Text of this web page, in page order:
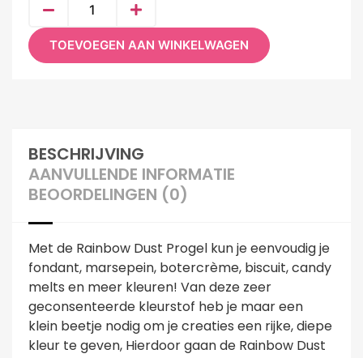
TOEVOEGEN AAN WINKELWAGEN
BESCHRIJVING
AANVULLENDE INFORMATIE
BEOORDELINGEN (0)
Met de Rainbow Dust Progel kun je eenvoudig je
fondant, marsepein, botercrème, biscuit, candy
melts en meer kleuren! Van deze zeer
geconsenteerde kleurstof heb je maar een
klein beetje nodig om je creaties een rijke, diepe
kleur te geven, Hierdoor gaan de Rainbow Dust